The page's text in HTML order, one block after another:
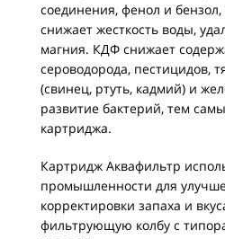
соединения, фенол и
снижает жесткость воды,
магния. КДФ снижает
сероводорода, пестицидов,
(свинец, ртуть, кадмий) и
развитие бактерий, тем
картриджа.
Картридж Аквафильтр
промышленности для
корректировки запаха и
фильтрующую колбу с